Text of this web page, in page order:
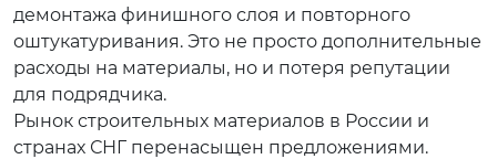
демонтажа финишного слоя и повторного
оштукатуривания. Это не просто дополнительные
расходы на материалы, но и потеря репутации
для подрядчика.
Рынок строительных материалов в России и
странах СНГ перенасыщен предложениями.